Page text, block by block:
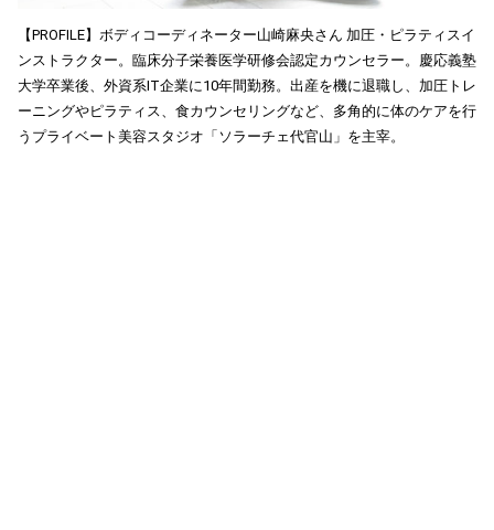
【PROFILE】ボディコーディネーター山崎麻央さん 加圧・ピラティスイ
ンストラクター。臨床分子栄養医学研修会認定カウンセラー。慶応義塾
大学卒業後、外資系IT企業に10年間勤務。出産を機に退職し、加圧トレ
ーニングやピラティス、食カウンセリングなど、多角的に体のケアを行
うプライベート美容スタジオ「ソラーチェ代官山」を主宰。